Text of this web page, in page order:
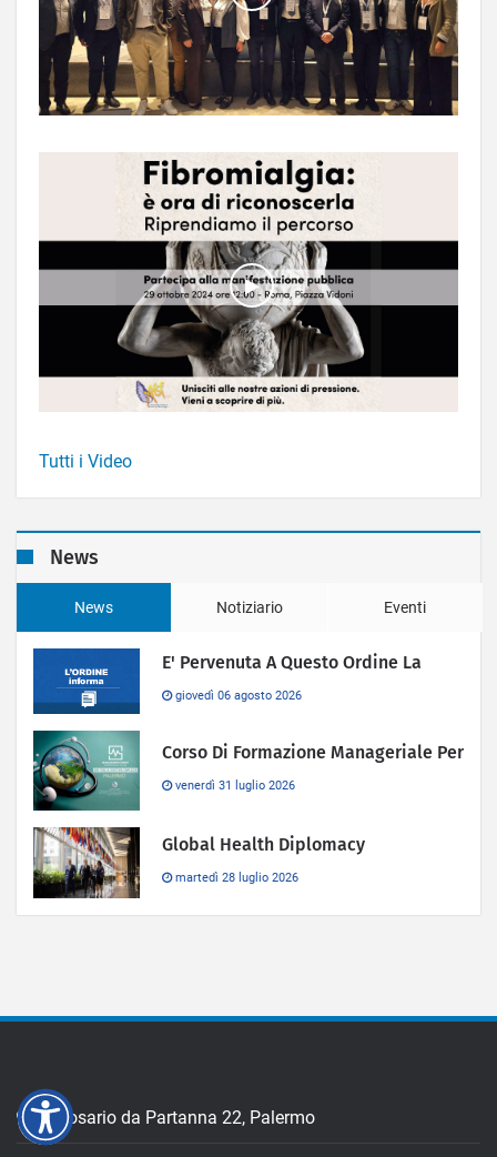
Tutti i Video
News
News Notiziario Eventi
E' Pervenuta A Questo Ordine La
giovedì 06 agosto 2026
Corso Di Formazione Manageriale Per
venerdì 31 luglio 2026
Global Health Diplomacy
martedì 28 luglio 2026
Via Rosario da Partanna 22, Palermo